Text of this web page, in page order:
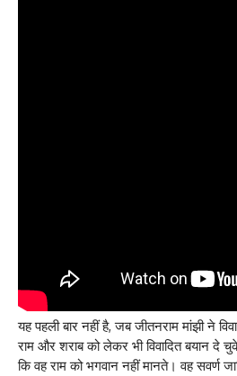
यह पहली बार नहीं है, जब जीतनराम मांझी ने
राम और शराब को लेकर भी विवादित बयान दे
कि वह राम को भगवान नहीं मानते। वह सवर्ण